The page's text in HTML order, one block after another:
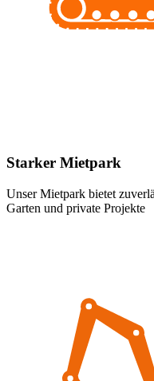
Starker Mietpark
Unser Mietpark bietet
Garten und private Projekte